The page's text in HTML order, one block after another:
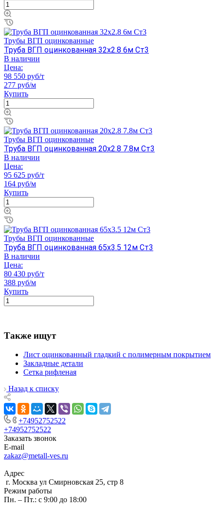
Трубы ВГП оцинкованные
Труба ВГП оцинкованная 32х2.8 6м Ст3
В наличии
Цена:
98 550 руб/т
277 руб/м
Купить
Трубы ВГП оцинкованные
Труба ВГП оцинкованная 20х2.8 7.8м Ст3
В наличии
Цена:
95 625 руб/т
164 руб/м
Купить
Трубы ВГП оцинкованные
Труба ВГП оцинкованная 65х3.5 12м Ст3
В наличии
Цена:
80 430 руб/т
388 руб/м
Купить
Также ищут
Лист оцинкованный гладкий с полимерным покрытием
Закладные детали
Сетка рифленая
Назад к списку
+74952752522
+74952752522
Заказать звонок
E-mail
zakaz@metall-ves.ru
Адрес
г. Москва ул Смирновская 25, стр 8
Режим работы
Пн. – Пт.: с 9:00 до 18:00